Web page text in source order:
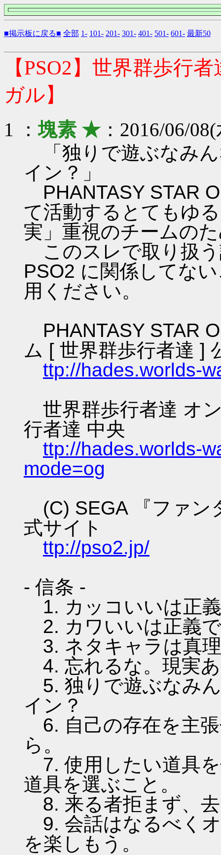
■掲示板に戻る■ 全部 1- 101- 201- 301- 401- 501- 601- 最新50
【PSO2】世界群歩行
ガル】
1 ：塊素 ★：2016/06/
「独りで遊ぶなみ
イン？」
PHANTASY STAR
て活動するとてもゆ
実」重視のチームの
このスレで取り扱
PSO2 に関係してな
用ください。
PHANTASY STAR
ム [ 世界群歩行者達 ]
ttp://hades.worlds-
世界群歩行者達 オ
行者達 中央
ttp://hades.worlds-
mode=og
(C) SEGA 『ファン
式サイト
ttp://pso2.jp/
- 信条 -
1. カッコいいは正
2. カワいいは正義
3. ネタキャラは真
4. 忘れるな。現実
5. 独りで遊ぶなみ
イン？
6. 自己の存在を主
ら。
7. 使用したい道具
道具を選ぶこと。
8. 来る者拒まず、
9. 会話はなるべく
を楽しもう。